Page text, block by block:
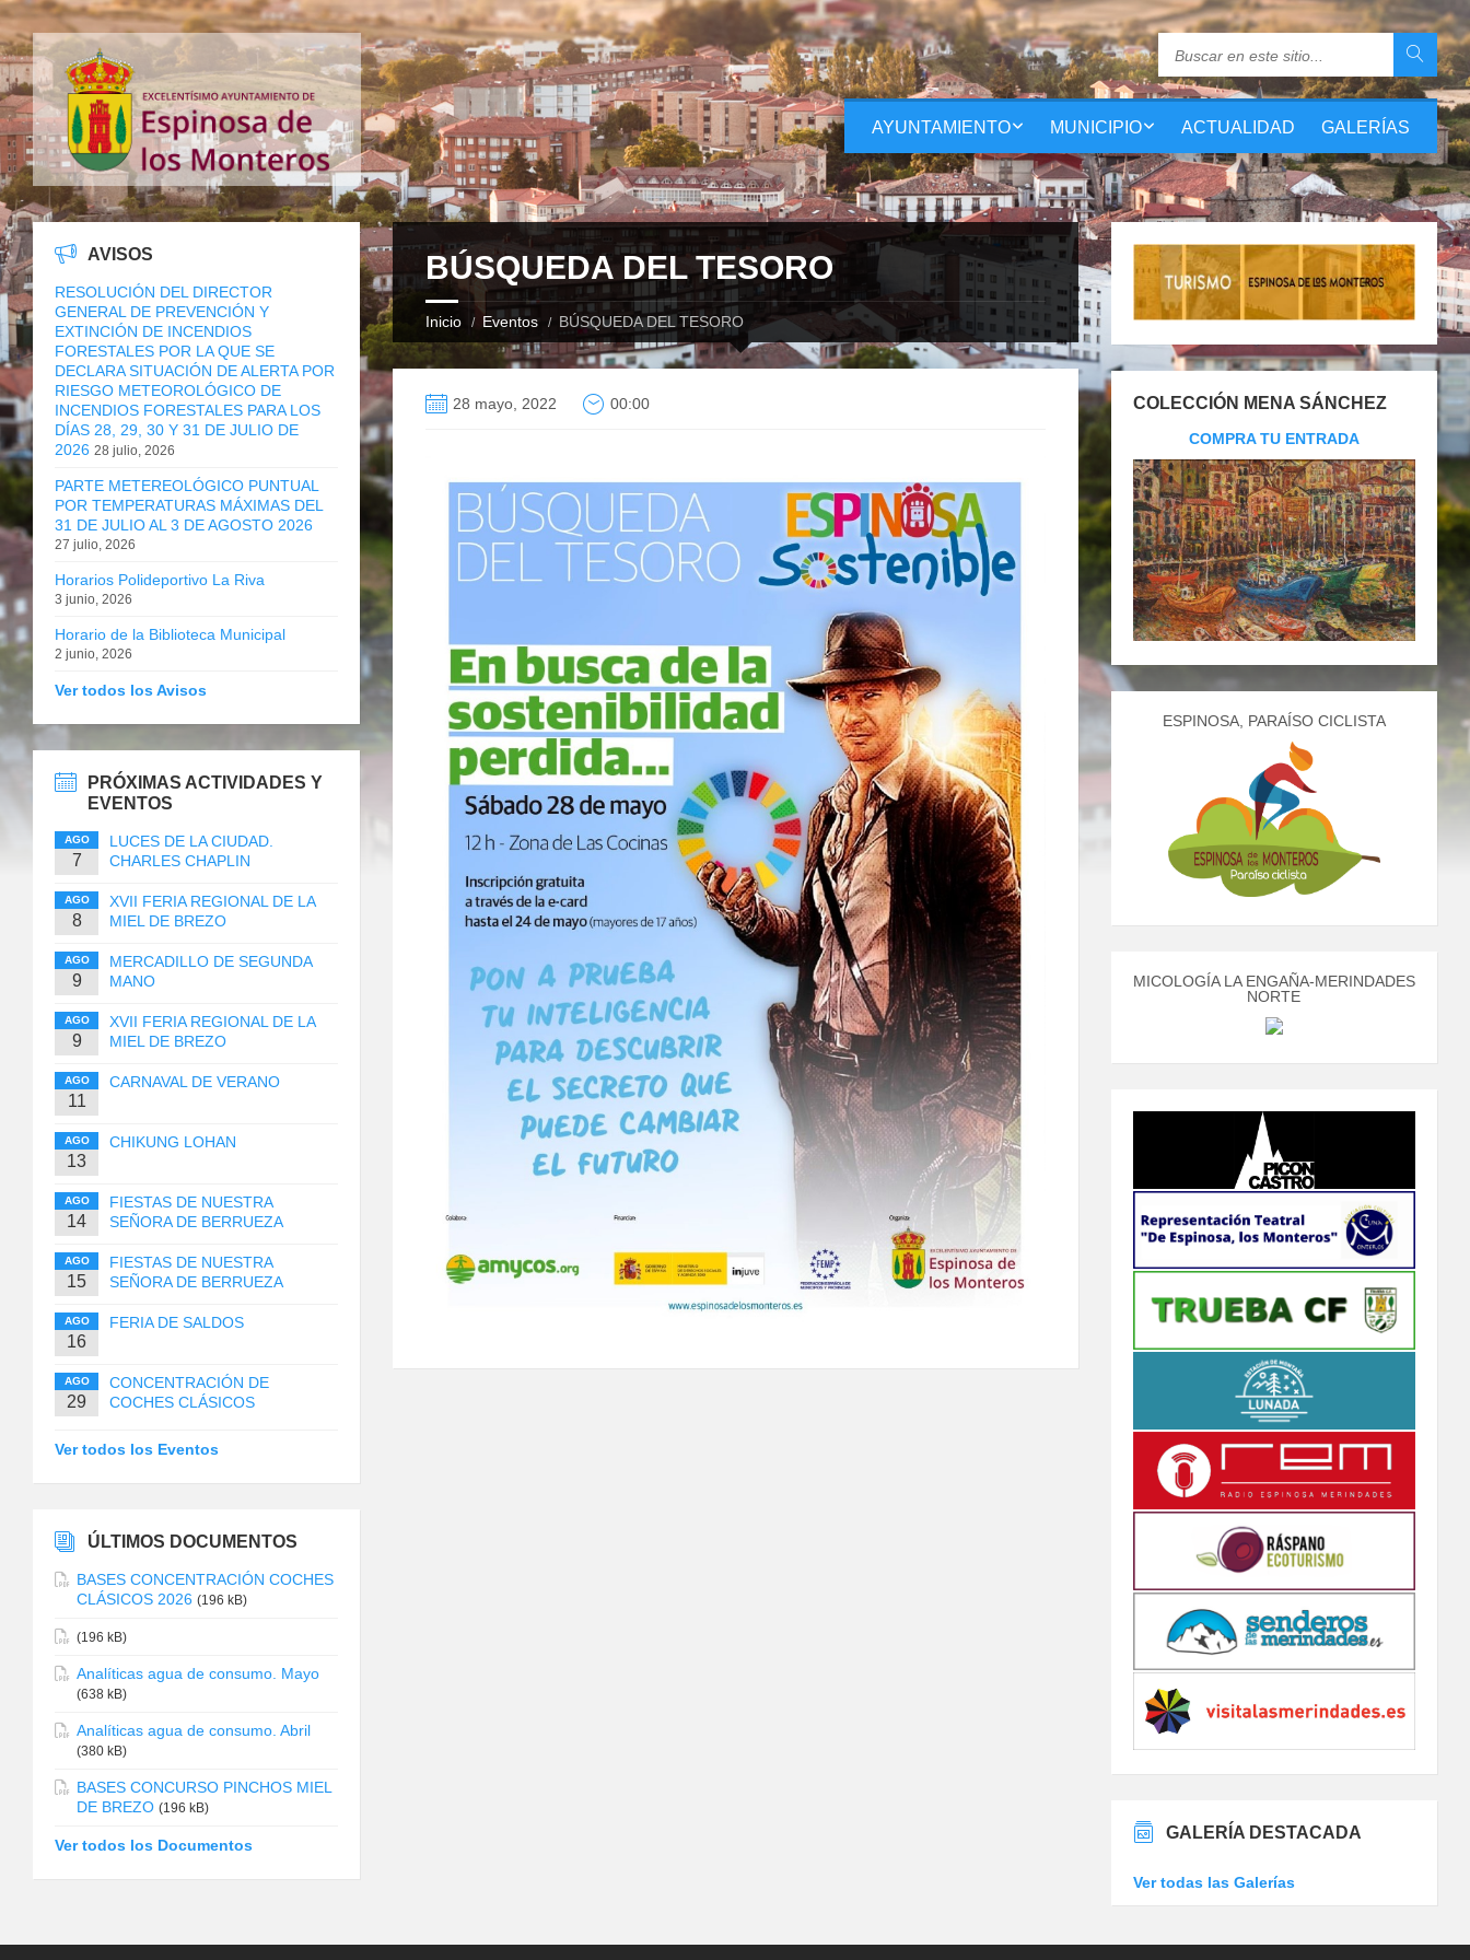
AYUNTAMIENTO MUNICIPIO ACTUALIDAD GALERÍAS
BÚSQUEDA DEL TESORO
Inicio Eventos BÚSQUEDA DEL TESORO
28 mayo, 2022 00:00
AVISOS
RESOLUCIÓN DEL DIRECTOR
GENERAL DE PREVENCIÓN Y
EXTINCIÓN DE INCENDIOS
FORESTALES POR LA QUE SE
DECLARA SITUACIÓN DE ALERTA POR
RIESGO METEOROLÓGICO DE
INCENDIOS FORESTALES PARA LOS
DÍAS 28, 29, 30 Y 31 DE JULIO DE
2026 28 julio, 2026
PARTE METEREOLÓGICO PUNTUAL
POR TEMPERATURAS MÁXIMAS DEL
31 DE JULIO AL 3 DE AGOSTO 2026
27 julio, 2026
Horarios Polideportivo La Riva
3 junio, 2026
Horario de la Biblioteca Municipal
2 junio, 2026
Ver todos los Avisos
PRÓXIMAS ACTIVIDADES Y
EVENTOS
AGO
7
LUCES DE LA CIUDAD.
CHARLES CHAPLIN
AGO
8
XVII FERIA REGIONAL DE LA
MIEL DE BREZO
AGO
9
MERCADILLO DE SEGUNDA
MANO
AGO
9
XVII FERIA REGIONAL DE LA
MIEL DE BREZO
AGO
11
CARNAVAL DE VERANO
AGO
13
CHIKUNG LOHAN
AGO
14
FIESTAS DE NUESTRA
SEÑORA DE BERRUEZA
AGO
15
FIESTAS DE NUESTRA
SEÑORA DE BERRUEZA
AGO
16
FERIA DE SALDOS
AGO
29
CONCENTRACIÓN DE
COCHES CLÁSICOS
Ver todos los Eventos
ÚLTIMOS DOCUMENTOS
BASES CONCENTRACIÓN COCHES
CLÁSICOS 2026 (196 kB)
(196 kB)
Analíticas agua de consumo. Mayo
(638 kB)
Analíticas agua de consumo. Abril
(380 kB)
BASES CONCURSO PINCHOS MIEL
DE BREZO (196 kB)
Ver todos los Documentos
COLECCIÓN MENA SÁNCHEZ
COMPRA TU ENTRADA
ESPINOSA, PARAÍSO CICLISTA
MICOLOGÍA LA ENGAÑA-MERINDADES
NORTE
GALERÍA DESTACADA
Ver todas las Galerías